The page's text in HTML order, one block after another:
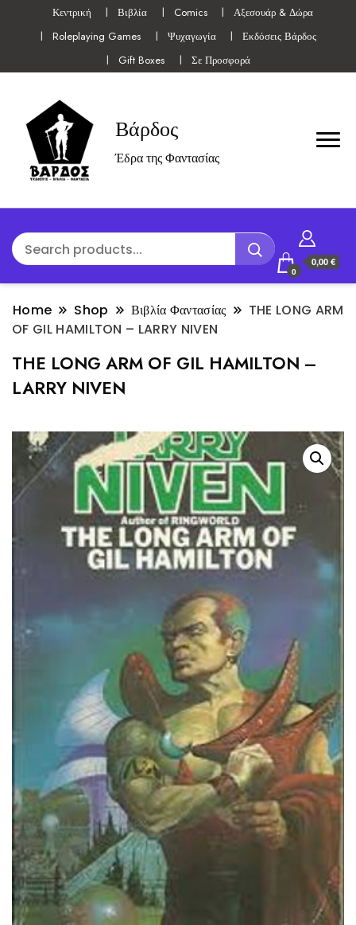
Κεντρική Βιβλία Comics
Αξεσουάρ & Δώρα
Roleplaying Games
Ψυχαγωγία
Εκδόσεις Βάρδος
Gift Boxes
Σε Προσφορά
Βάρδος
Έδρα της Φαντασίας
0
0,00 €
Home Shop Βιβλία Φαντασίας
THE LONG ARM
OF GIL HAMILTON – LARRY NIVEN
THE LONG ARM OF GIL HAMILTON –
LARRY NIVEN